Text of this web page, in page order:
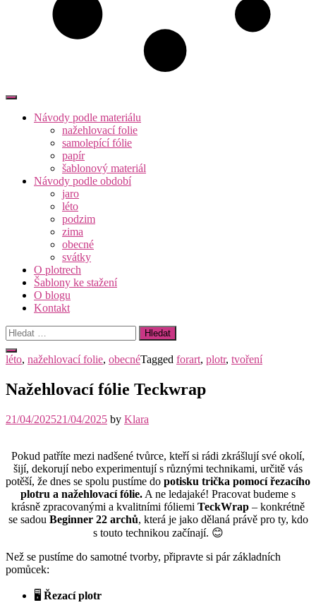
Návody podle materiálu
nažehlovací folie
samolepící fólie
papír
šablonový materiál
Návody podle období
jaro
léto
podzim
zima
obecné
svátky
O plotrech
Šablony ke stažení
O blogu
Kontakt
Vyhledávání
léto, nažehlovací folie, obecnéTagged forart, plotr, tvoření
Nažehlovací fólie Teckwrap
21/04/202521/04/2025 by Klara
Pokud patříte mezi nadšené tvůrce, kteří si rádi zkrášlují své okolí,
šijí, dekorují nebo experimentují s různými technikami, určitě vás
potěší, že dnes se spolu pustíme do potisku trička pomocí řezacího
plotru a nažehlovací fólie. A ne ledajaké! Pracovat budeme s
krásně zpracovanými a kvalitními fóliemi TeckWrap – konkrétně
se sadou Beginner 22 archů, která je jako dělaná právě pro ty, kdo
s touto technikou začínají. 😊
Než se pustíme do samotné tvorby, připravte si pár základních
pomůcek:
🖥️ Řezací plotr